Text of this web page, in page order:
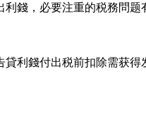
錢，必要注重的税務問题
貸利錢付出税前扣除需获